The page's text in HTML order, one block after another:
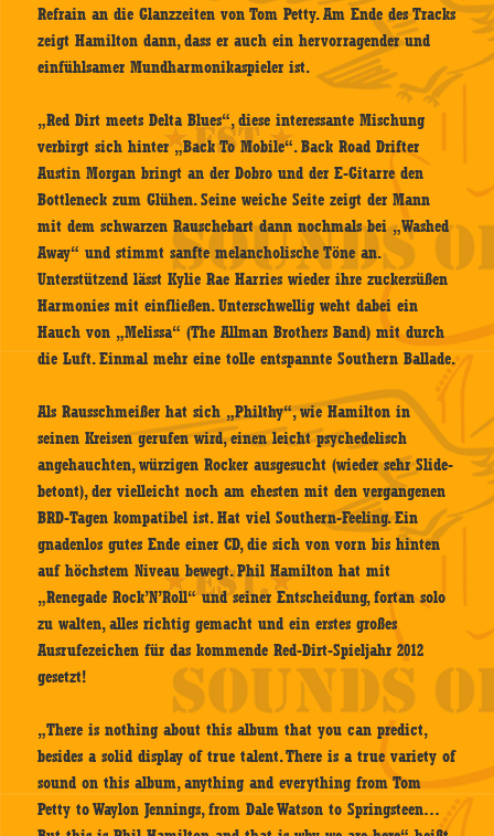
Refrain an die Glanzzeiten von Tom Petty. Am Ende des Tracks
zeigt Hamilton dann, dass er auch ein hervorragender und
einfühlsamer Mundharmonikaspieler ist.
„Red Dirt meets Delta Blues“, diese interessante Mischung
verbirgt sich hinter „Back To Mobile“. Back Road Drifter
Austin Morgan bringt an der Dobro und der E-Gitarre den
Bottleneck zum Glühen. Seine weiche Seite zeigt der Mann
mit dem schwarzen Rauschebart dann nochmals bei „Washed
Away“ und stimmt sanfte melancholische Töne an.
Unterstützend lässt Kylie Rae Harries wieder ihre zuckersüßen
Harmonies mit einfließen. Unterschwellig weht dabei ein
Hauch von „Melissa“ (The Allman Brothers Band) mit durch
die Luft. Einmal mehr eine tolle entspannte Southern Ballade.
Als Rausschmeißer hat sich „Philthy“, wie Hamilton in
seinen Kreisen gerufen wird, einen leicht psychedelisch
angehauchten, würzigen Rocker ausgesucht (wieder sehr Slide-
betont), der vielleicht noch am ehesten mit den vergangenen
BRD-Tagen kompatibel ist. Hat viel Southern-Feeling. Ein
gnadenlos gutes Ende einer CD, die sich von vorn bis hinten
auf höchstem Niveau bewegt. Phil Hamilton hat mit
„Renegade Rock’N’Roll“ und seiner Entscheidung, fortan solo
zu walten, alles richtig gemacht und ein erstes großes
Ausrufezeichen für das kommende Red-Dirt-Spieljahr 2012
gesetzt!
„There is nothing about this album that you can predict,
besides a solid display of true talent. There is a true variety of
sound on this album, anything and everything from Tom
Petty to Waylon Jennings, from Dale Watson to Springsteen…